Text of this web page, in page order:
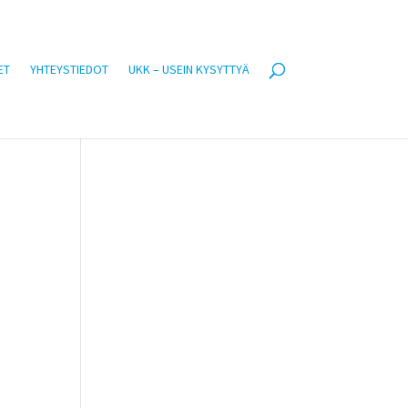
YHTEYSTIEDOT UKK – USEIN KYSYTTYÄ